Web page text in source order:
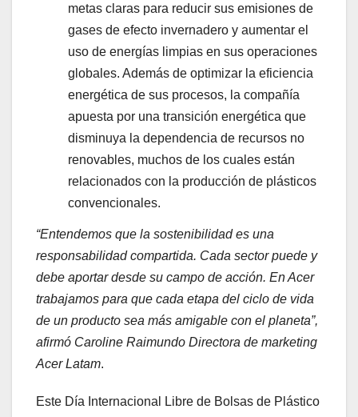
metas claras para reducir sus emisiones de
gases de efecto invernadero y aumentar el
uso de energías limpias en sus operaciones
globales. Además de optimizar la eficiencia
energética de sus procesos, la compañía
apuesta por una transición energética que
disminuya la dependencia de recursos no
renovables, muchos de los cuales están
relacionados con la producción de plásticos
convencionales.
“Entendemos que la sostenibilidad es una
responsabilidad compartida. Cada sector puede y
debe aportar desde su campo de acción. En Acer
trabajamos para que cada etapa del ciclo de vida
de un producto sea más amigable con el planeta”,
afirmó Caroline Raimundo Directora de marketing
Acer Latam.
Este Día Internacional Libre de Bolsas de Plástico